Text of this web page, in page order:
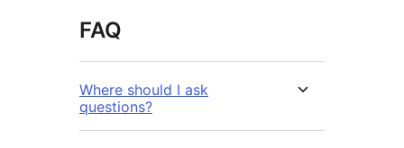
FAQ
Where should I ask
questions?